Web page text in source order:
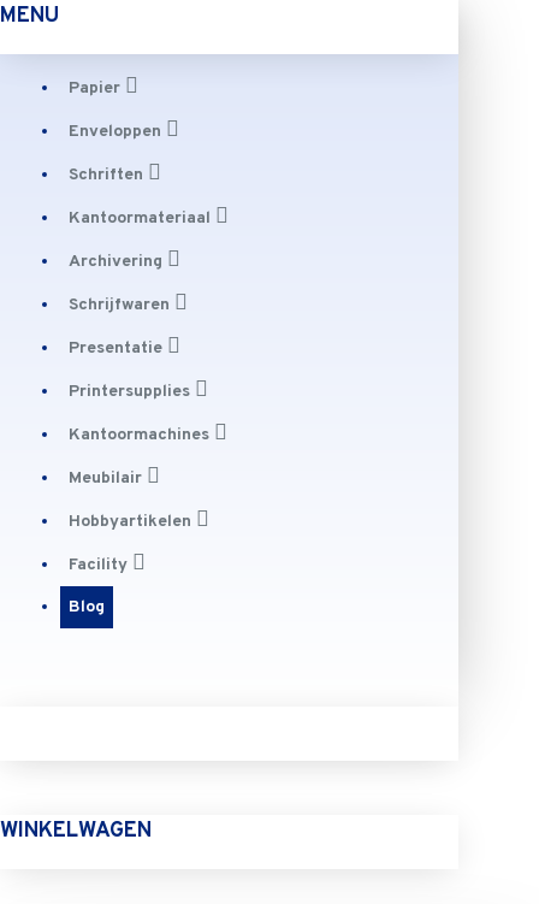
MENU
Papier
Enveloppen
Schriften
Kantoormateriaal
Archivering
Schrijfwaren
Presentatie
Printersupplies
Kantoormachines
Meubilair
Hobbyartikelen
Facility
Blog
WINKELWAGEN